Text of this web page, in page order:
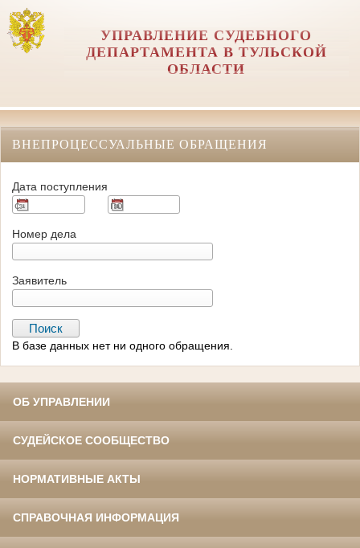
УПРАВЛЕНИЕ СУДЕБНОГО
ДЕПАРТАМЕНТА В ТУЛЬСКОЙ
ОБЛАСТИ
ВНЕПРОЦЕССУАЛЬНЫЕ ОБРАЩЕНИЯ
Дата поступления
Номер дела
Заявитель
В базе данных нет ни одного обращения.
ОБ УПРАВЛЕНИИ
СУДЕЙСКОЕ СООБЩЕСТВО
НОРМАТИВНЫЕ АКТЫ
СПРАВОЧНАЯ ИНФОРМАЦИЯ